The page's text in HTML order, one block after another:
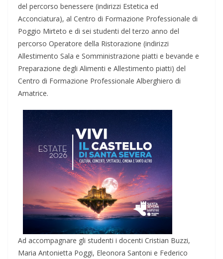
del percorso benessere (indirizzi Estetica ed
Acconciatura), al Centro di Formazione Professionale di
Poggio Mirteto e di sei studenti del terzo anno del
percorso Operatore della Ristorazione (indirizzi
Allestimento Sala e Somministrazione piatti e bevande e
Preparazione degli Alimenti e Allestimento piatti) del
Centro di Formazione Professionale Alberghiero di
Amatrice.
Ad accompagnare gli studenti i docenti Cristian Buzzi,
Maria Antonietta Poggi, Eleonora Santoni e Federico